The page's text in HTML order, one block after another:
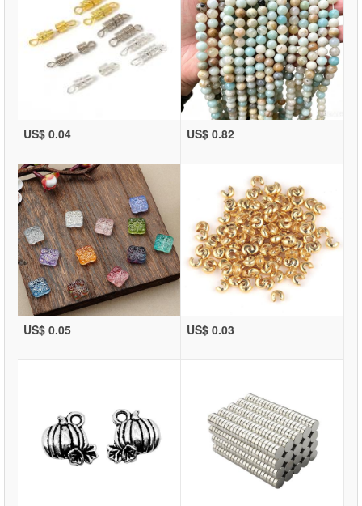
US$ 0.04 US$ 0.82
US$ 0.05 US$ 0.03